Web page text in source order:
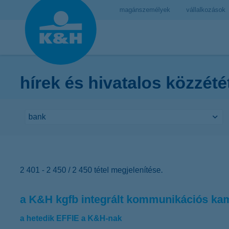
magánszemélyek vállalkozások
hírek és hivatalos
2 401 - 2 450 / 2 450 tétel megjelenítése.
a K&H kgfb integrált kommunikációs
a hetedik EFFIE a K&H-nak